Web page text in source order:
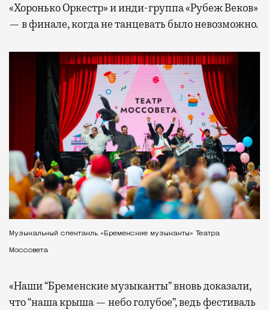
«Хоронько Оркестр» и инди-группа «Рубеж Веков»
— в финале, когда не танцевать было невозможно.
Музыкальный спектакль «Бременские музыканты» Театра
Моссовета
«Наши “Бременские музыканты” вновь доказали,
что “наша крыша — небо голубое”, ведь фестиваль